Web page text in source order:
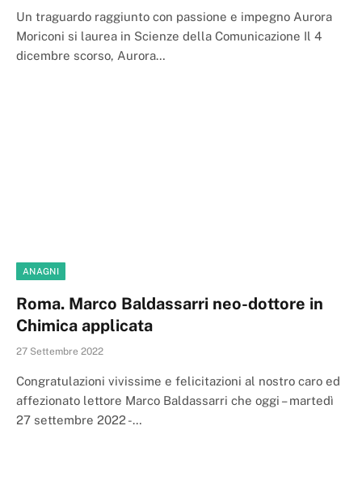
Un traguardo raggiunto con passione e impegno Aurora
Moriconi si laurea in Scienze della Comunicazione Il 4
dicembre scorso, Aurora…
ANAGNI
Roma. Marco Baldassarri neo-dottore in
Chimica applicata
27 Settembre 2022
Congratulazioni vivissime e felicitazioni al nostro caro ed
affezionato lettore Marco Baldassarri che oggi – martedì
27 settembre 2022 -…